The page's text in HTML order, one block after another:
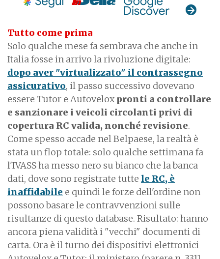
Tutto come prima
Solo qualche mese fa sembrava che anche in
Italia fosse in arrivo la rivoluzione digitale:
dopo aver "virtualizzato" il contrassegno
assicurativo, il passo successivo dovevano
essere Tutor e Autoveloxpronti a controllare
e sanzionare i veicoli circolanti privi di
copertura RC valida, nonché revisione.
Come spesso accade nel Belpaese, la realtà è
stata un flop totale: solo qualche settimana fa
l'IVASS ha messo nero su bianco che la banca
dati, dove sono registrate tutte le RC, è
inaffidabile e quindi le forze dell'ordine non
possono basare le contravvenzioni sulle
risultanze di questo database. Risultato: hanno
ancora piena validità i "vecchi" documenti di
carta. Ora è il turno dei dispositivi elettronici